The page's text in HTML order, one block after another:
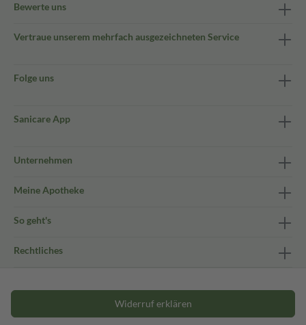
Bewerte uns
Vertraue unserem mehrfach ausgezeichneten Service
Folge uns
Sanicare App
Unternehmen
Meine Apotheke
So geht's
Rechtliches
Widerruf erklären